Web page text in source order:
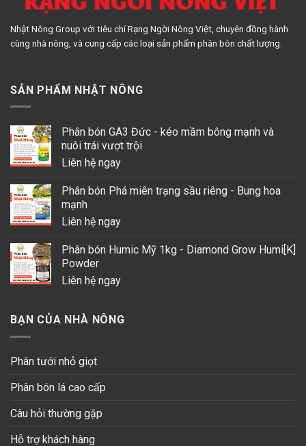
Nhật Nông Group với tiêu chí Rạng Ngời Nông Việt, chuyên đồng hành
cùng nhà nông, và cung cấp các loại sản phẩm phân bón chất lượng.
SẢN PHẨM NHẬT NÔNG
Phân bón GA3 Đức - kéo mầm bông mạnh và
nuôi trái vượt trội
Liên hệ ngay
Phân bón Phá miên trạng sầu riêng - Bung hoa
mạnh
Liên hệ ngay
Phân bón Humic Mỹ 1kg - Diamond Grow Humi[K]
Powder
Liên hệ ngay
BẠN CỦA NHÀ NÔNG
Phân tưới nhỏ giọt
Phân bón lá cao cấp
Câu hỏi thường gặp
Hỗ trợ khách hàng